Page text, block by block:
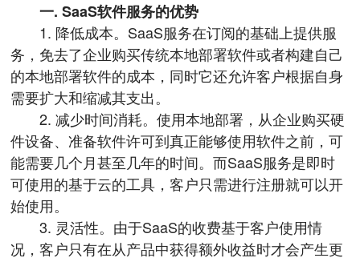
一. SaaS软件服务的优势
1. 降低成本。SaaS服务在订阅的基础上提供服
务，免去了企业购买传统本地部署软件或者构建自己
的本地部署软件的成本，同时它还允许客户根据自身
需要扩大和缩减其支出。
2. 减少时间消耗。使用本地部署，从企业购买硬
件设备、准备软件许可到真正能够使用软件之前，可
能需要几个月甚至几年的时间。而SaaS服务是即时
可使用的基于云的工具，客户只需进行注册就可以开
始使用。
3. 灵活性。由于SaaS的收费基于客户使用情
况，客户只有在从产品中获得额外收益时才会产生更